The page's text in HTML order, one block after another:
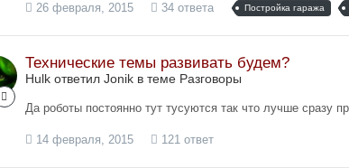
26 февраля, 2015 34 ответа Постройка гаража
Технические темы развивать будем?
Hulk ответил Jonik в теме Разговоры
Да роботы постоянно тут тусуются так что лучше сразу
14 февраля, 2015 121 ответ